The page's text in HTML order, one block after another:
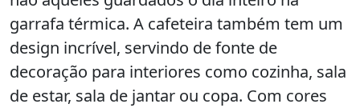
garrafa térmica. A cafeteira também tem um
design incrível, servindo de fonte de
decoração para interiores como cozinha, sala
de estar, sala de jantar ou copa. Com cores